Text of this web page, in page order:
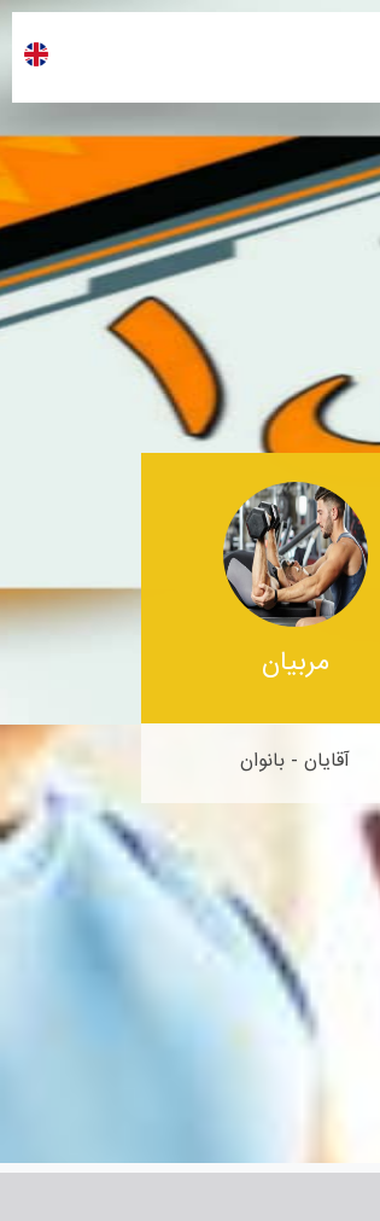
مربیان
آقایان - بانوان